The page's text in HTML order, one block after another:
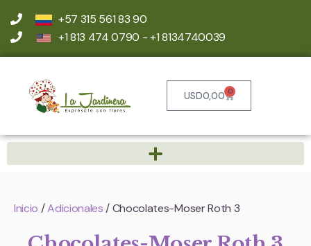
+57 315 561 83 90
+1 813 474 0790 - +1 8134740039
USD0,00 0
Inicio /Adicionales / Chocolates-Moser Roth 3